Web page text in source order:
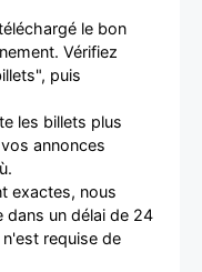
le bon
Vérifiez
puis
les billets plus
annonces
exactes, nous
dans un délai de 24
requise de